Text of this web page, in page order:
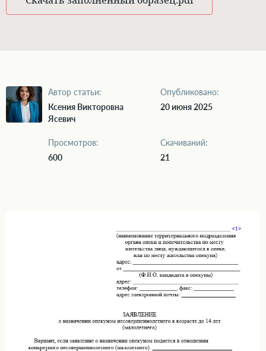
Автор статьи:
Ксения Викторовна
Ясевич
Опубликовано:
20 июня 2025
Просмотров:
600
Скачиваний:
21